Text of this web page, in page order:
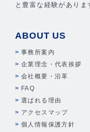
と豊富な経験がありま
ABOUT US
事務所案内
企業理念・代表挨拶
会社概要・沿革
FAQ
選ばれる理由
アクセスマップ
個人情報保護方針